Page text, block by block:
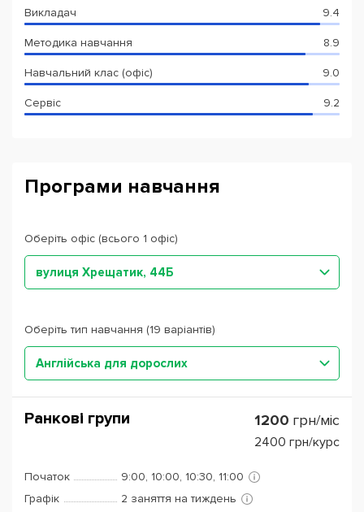
Викладач 9.4
Методика навчання 8.9
Навчальний клас (офіс) 9.0
Сервіс 9.2
Програми навчання
Оберіть офіс (всього 1 офіс)
вулиця Хрещатик, 44Б
Оберіть тип навчання (19 варіантів)
Англійська для дорослих
Ранкові групи 1200 грн/міс
2400 грн/курс
Початок
9:00, 10:00, 10:30, 11:00
Графік
2 заняття на тиждень